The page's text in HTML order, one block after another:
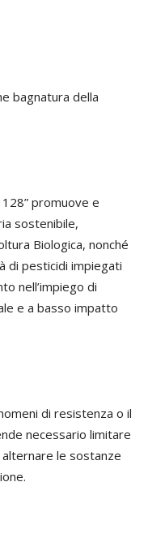
bagnatura della
promuove e
sostenibile,
Biologica, nonché
di pesticidi impiegati
nell’impiego di
e a basso impatto
di resistenza o il
necessario limitare
alternare le sostanze